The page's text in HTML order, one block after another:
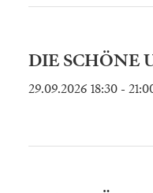
DIE SCHÖNE
29.09.2026 18:30 -